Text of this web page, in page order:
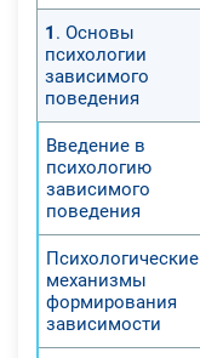
1 . Основы
психологии
зависимого
поведения
Введение в
психологию
зависимого
поведения
Психологические
механизмы
формирования
зависимости